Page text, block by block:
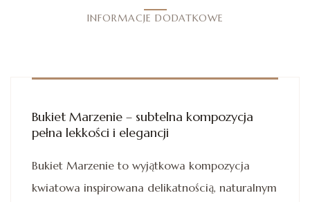
INFORMACJE DODATKOWE
Bukiet Marzenie – subtelna kompozycja
pełna lekkości i elegancji
Bukiet Marzenie to wyjątkowa kompozycja
kwiatowa inspirowana delikatnością, naturalnym